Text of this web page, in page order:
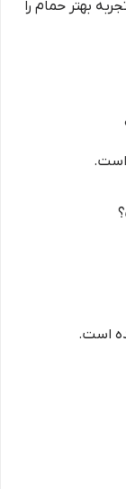
بهتر حمام را
است.
است.